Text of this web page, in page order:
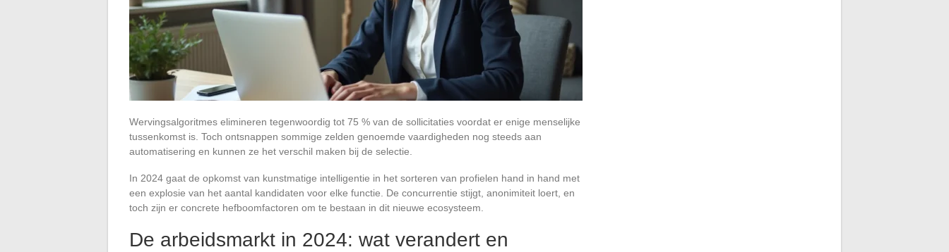
Wervingsalgoritmes elimineren tegenwoordig tot 75 % van de sollicitaties voordat er enige menselijke
tussenkomst is. Toch ontsnappen sommige zelden genoemde vaardigheden nog steeds aan
automatisering en kunnen ze het verschil maken bij de selectie.
In 2024 gaat de opkomst van kunstmatige intelligentie in het sorteren van profielen hand in hand met
een explosie van het aantal kandidaten voor elke functie. De concurrentie stijgt, anonimiteit loert, en
toch zijn er concrete hefboomfactoren om te bestaan in dit nieuwe ecosysteem.
De arbeidsmarkt in 2024: wat verandert en